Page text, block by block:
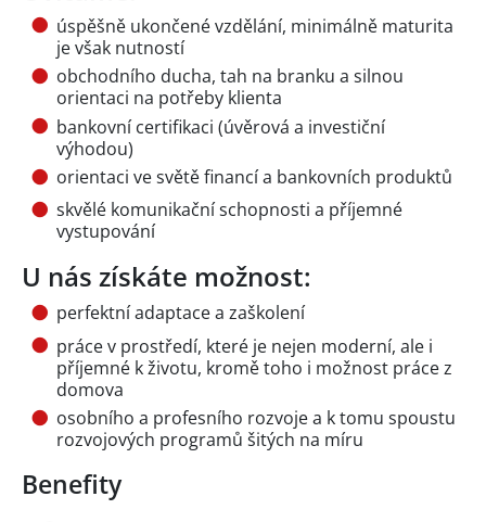
úspěšně ukončené vzdělání, minimálně maturita
je však nutností
obchodního ducha, tah na branku a silnou
orientaci na potřeby klienta
bankovní certifikaci (úvěrová a investiční
výhodou)
orientaci ve světě financí a bankovních produktů
skvělé komunikační schopnosti a příjemné
vystupování
U nás získáte možnost:
perfektní adaptace a zaškolení
práce v prostředí, které je nejen moderní, ale i
příjemné k životu, kromě toho i možnost práce z
domova
osobního a profesního rozvoje a k tomu spoustu
rozvojových programů šitých na míru
Benefity